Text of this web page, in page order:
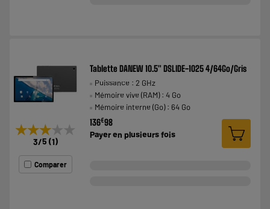
★★★★★
★★★★★
3/5 (1)
Comparer
Tablette DANEW 10.5" DSLIDE-1025 4/64Go/Gris
Puissance : 2 GHz
Mémoire vive (RAM) : 4 Go
Mémoire interne (Go) : 64 Go
136€98
Payer en plusieurs fois